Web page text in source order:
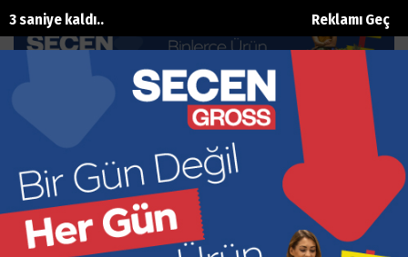
Reklamı Geç
0 saniye kaldı..
KÜLTÜR SANAT HABERLERİ
ANA SAYFA KÜLTÜR SANAT